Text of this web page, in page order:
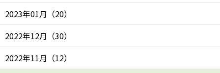
2023年01月 （20）
2022年12月 （30）
2022年11月 （12）